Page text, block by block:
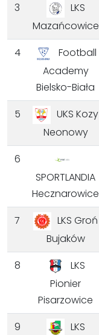
3
LKS
Mazańcowice
4
Football
Academy
Bielsko-Biała
5
UKS Kozy
Neonowy
6
SPORTLANDIA
Hecznarowice
7
LKS Groń
Bujaków
8
LKS
Pionier
Pisarzowice
9
LKS